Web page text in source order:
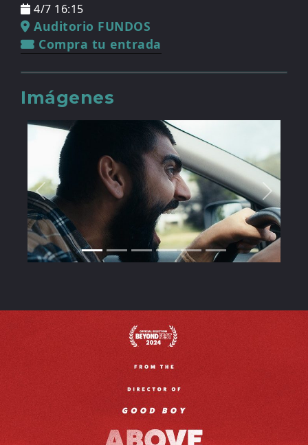
4/7 16:15
Auditorio FUNDOS
Compra tu entrada
Imágenes